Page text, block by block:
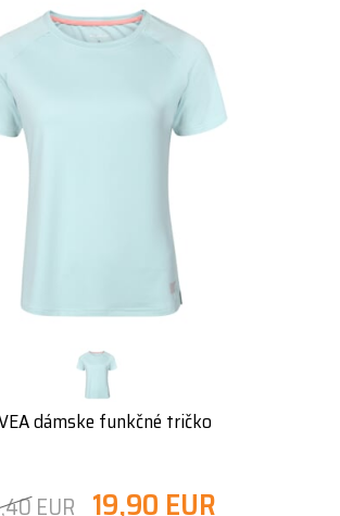
dámske funkčné tričko
EUR 19,90 EUR